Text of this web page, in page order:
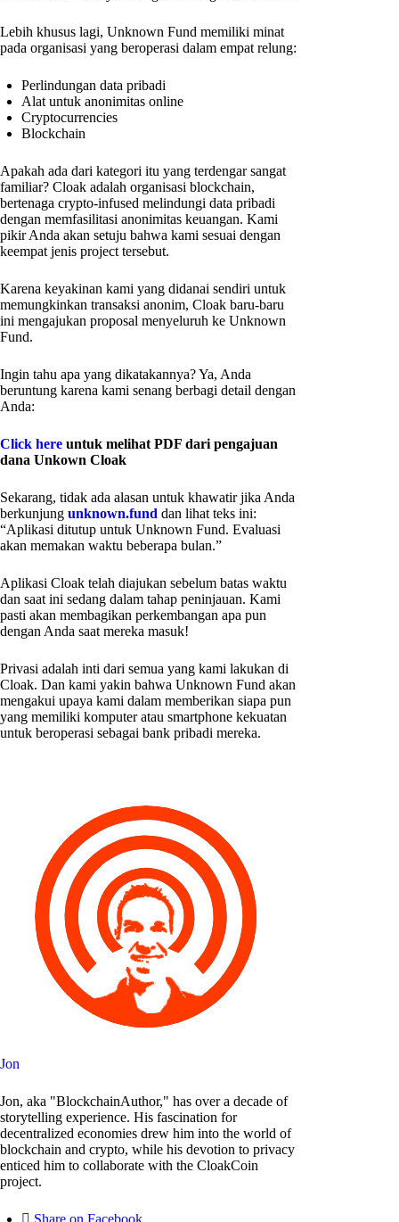
Lebih khusus lagi, Unknown Fund memiliki minat
pada organisasi yang beroperasi dalam empat relung:
Perlindungan data pribadi
Alat untuk anonimitas online
Cryptocurrencies
Blockchain
Apakah ada dari kategori itu yang terdengar sangat
familiar? Cloak adalah organisasi blockchain,
bertenaga crypto-infused melindungi data pribadi
dengan memfasilitasi anonimitas keuangan. Kami
pikir Anda akan setuju bahwa kami sesuai dengan
keempat jenis project tersebut.
Karena keyakinan kami yang didanai sendiri untuk
memungkinkan transaksi anonim, Cloak baru-baru
ini mengajukan proposal menyeluruh ke Unknown
Fund.
Ingin tahu apa yang dikatakannya? Ya, Anda
beruntung karena kami senang berbagi detail dengan
Anda:
Click here untuk melihat PDF dari pengajuan
dana Unkown Cloak
Sekarang, tidak ada alasan untuk khawatir jika Anda
berkunjung unknown.fund dan lihat teks ini:
“Aplikasi ditutup untuk Unknown Fund. Evaluasi
akan memakan waktu beberapa bulan.”
Aplikasi Cloak telah diajukan sebelum batas waktu
dan saat ini sedang dalam tahap peninjauan. Kami
pasti akan membagikan perkembangan apa pun
dengan Anda saat mereka masuk!
Privasi adalah inti dari semua yang kami lakukan di
Cloak. Dan kami yakin bahwa Unknown Fund akan
mengakui upaya kami dalam memberikan siapa pun
yang memiliki komputer atau smartphone kekuatan
untuk beroperasi sebagai bank pribadi mereka.
Jon
Jon, aka "BlockchainAuthor," has over a decade of
storytelling experience. His fascination for
decentralized economies drew him into the world of
blockchain and crypto, while his devotion to privacy
enticed him to collaborate with the CloakCoin
project.
Share on Facebook